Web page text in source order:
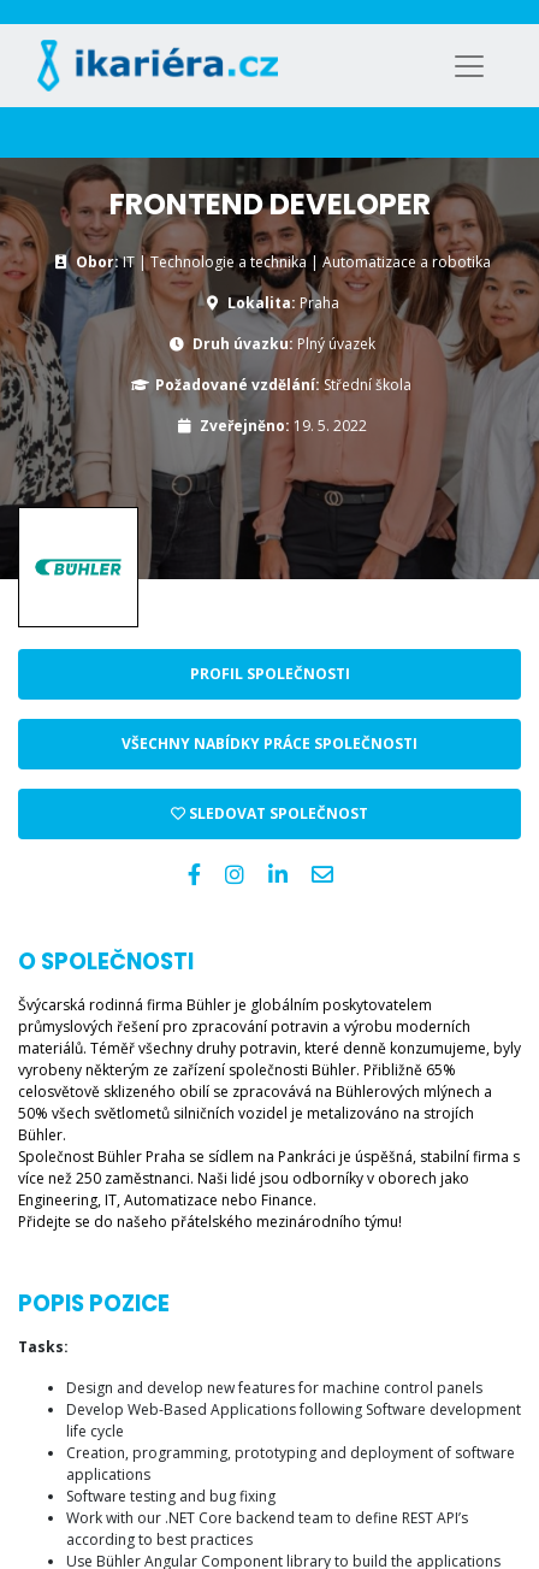
FRONTEND DEVELOPER
Obor:IT | Technologie a technika | Automatizace a robotika
Lokalita: Praha
Druh úvazku: Plný úvazek
Požadované vzdělání:Střední škola
Zveřejněno: 19. 5. 2022
PROFIL SPOLEČNOSTI
VŠECHNY NABÍDKY PRÁCE SPOLEČNOSTI
SLEDOVAT SPOLEČNOST
O SPOLEČNOSTI
Švýcarská rodinná firma Bühler je globálním poskytovatelem
průmyslových řešení pro zpracování potravin a výrobu moderních
materiálů. Téměř všechny druhy potravin, které denně konzumujeme, byly
vyrobeny některým ze zařízení společnosti Bühler. Přibližně 65%
celosvětově sklizeného obilí se zpracovává na Bühlerových mlýnech a
50% všech světlometů silničních vozidel je metalizováno na strojích
Bühler.
Společnost Bühler Praha se sídlem na Pankráci je úspěšná, stabilní firma s
více než 250 zaměstnanci. Naši lidé jsou odborníky v oborech jako
Engineering, IT, Automatizace nebo Finance.
Přidejte se do našeho přátelského mezinárodního týmu!
POPIS POZICE
Tasks:
Design and develop new features for machine control panels
Develop Web-Based Applications following Software development
life cycle
Creation, programming, prototyping and deployment of software
applications
Software testing and bug fixing
Work with our .NET Core backend team to define REST API’s
according to best practices
Use Bühler Angular Component library to build the applications